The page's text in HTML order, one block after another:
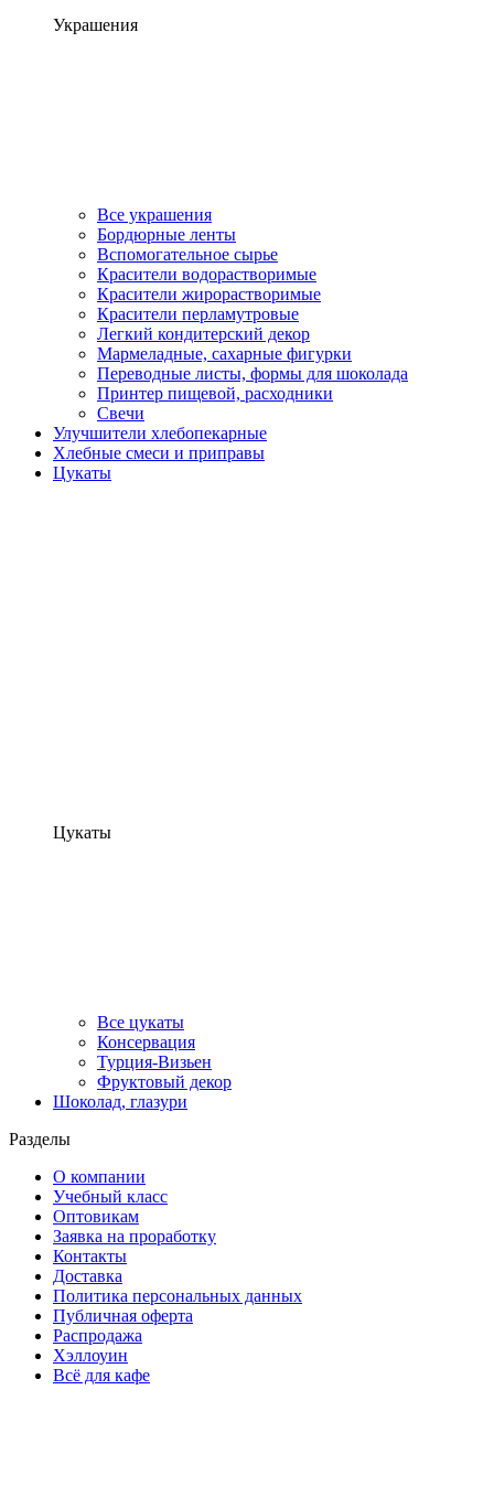
Украшения
Все украшения
Бордюрные ленты
Вспомогательное сырье
Красители водорастворимые
Красители жирорастворимые
Красители перламутровые
Легкий кондитерский декор
Мармеладные, сахарные фигурки
Переводные листы, формы для шоколада
Принтер пищевой, расходники
Свечи
Улучшители хлебопекарные
Хлебные смеси и приправы
Цукаты
Цукаты
Все цукаты
Консервация
Турция-Визьен
Фруктовый декор
Шоколад, глазури
Разделы
О компании
Учебный класс
Оптовикам
Заявка на проработку
Контакты
Доставка
Политика персональных данных
Публичная оферта
Распродажа
Хэллоуин
Всё для кафе